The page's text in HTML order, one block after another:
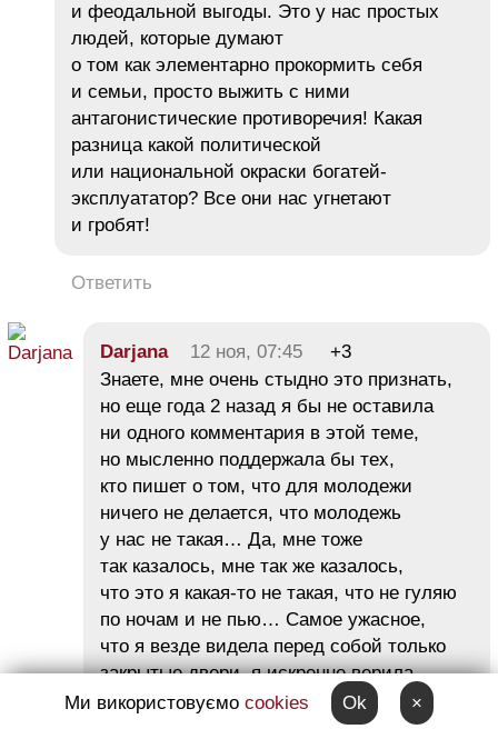
и феодальной выгоды. Это у нас простых
людей, которые думают
о том как элементарно прокормить себя
и семьи, просто выжить с ними
антагонистические противоречия! Какая
разница какой политической
или национальной окраски богатей-
эксплуататор? Все они нас угнетают
и гробят!
Ответить
Darjana 12 ноя, 07:45
+3
Знаете, мне очень стыдно это признать,
но еще года 2 назад я бы не оставила
ни одного комментария в этой теме,
но мысленно поддержала бы тех,
кто пишет о том, что для молодежи
ничего не делается, что молодежь
у нас не такая… Да, мне тоже
так казалось, мне так же казалось,
что это я какая-то не такая, что не гуляю
по ночам и не пью… Самое ужасное,
что я везде видела перед собой только
закрытые двери, я искренне верила,
что все куплено, что все проплаченно
Ми використовуємо cookies Ok ×